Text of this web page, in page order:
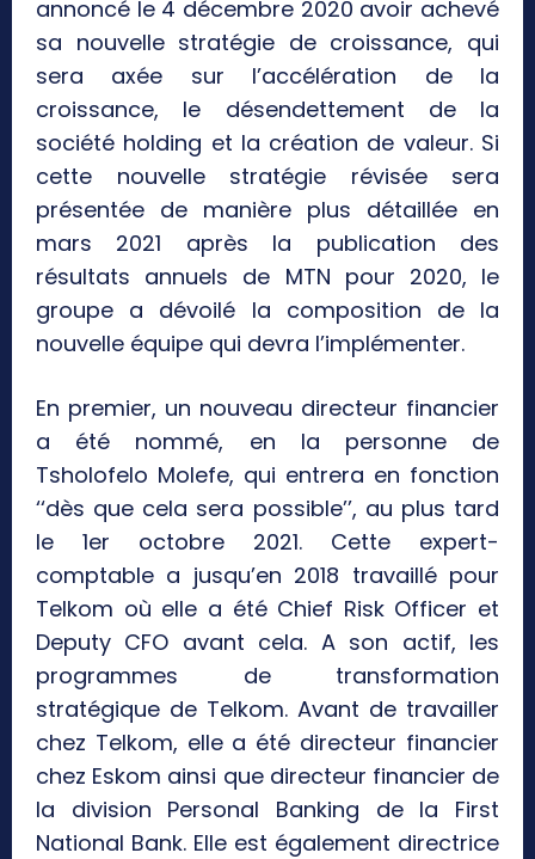
annoncé le 4 décembre 2020 avoir achevé
sa nouvelle stratégie de croissance, qui
sera axée sur l’accélération de la
croissance, le désendettement de la
société holding et la création de valeur. Si
cette nouvelle stratégie révisée sera
présentée de manière plus détaillée en
mars 2021 après la publication des
résultats annuels de MTN pour 2020, le
groupe a dévoilé la composition de la
nouvelle équipe qui devra l’implémenter.
En premier, un nouveau directeur financier
a été nommé, en la personne de
Tsholofelo Molefe, qui entrera en fonction
‘‘dès que cela sera possible’’, au plus tard
le 1er octobre 2021. Cette expert-
comptable a jusqu’en 2018 travaillé pour
Telkom où elle a été Chief Risk Officer et
Deputy CFO avant cela. A son actif, les
programmes de transformation
stratégique de Telkom. Avant de travailler
chez Telkom, elle a été directeur financier
chez Eskom ainsi que directeur financier de
la division Personal Banking de la First
National Bank. Elle est également directrice